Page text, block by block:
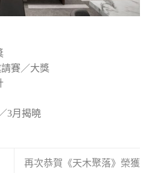
賽／大獎
3月揭曉
再次恭賀《天木聚落》榮獲